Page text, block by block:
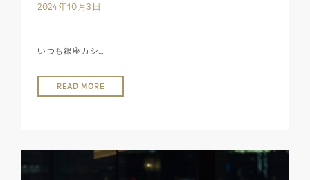
2024年10月3日
いつも銀座カシ…
READ MORE